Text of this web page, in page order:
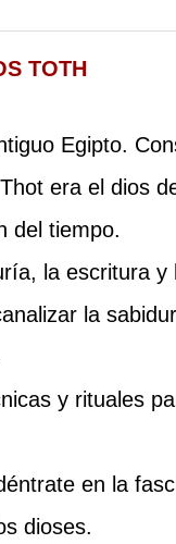
TOTH
Egipto.
era el dios
del tiempo.
la escritura y
la
y rituales
en la
dioses.